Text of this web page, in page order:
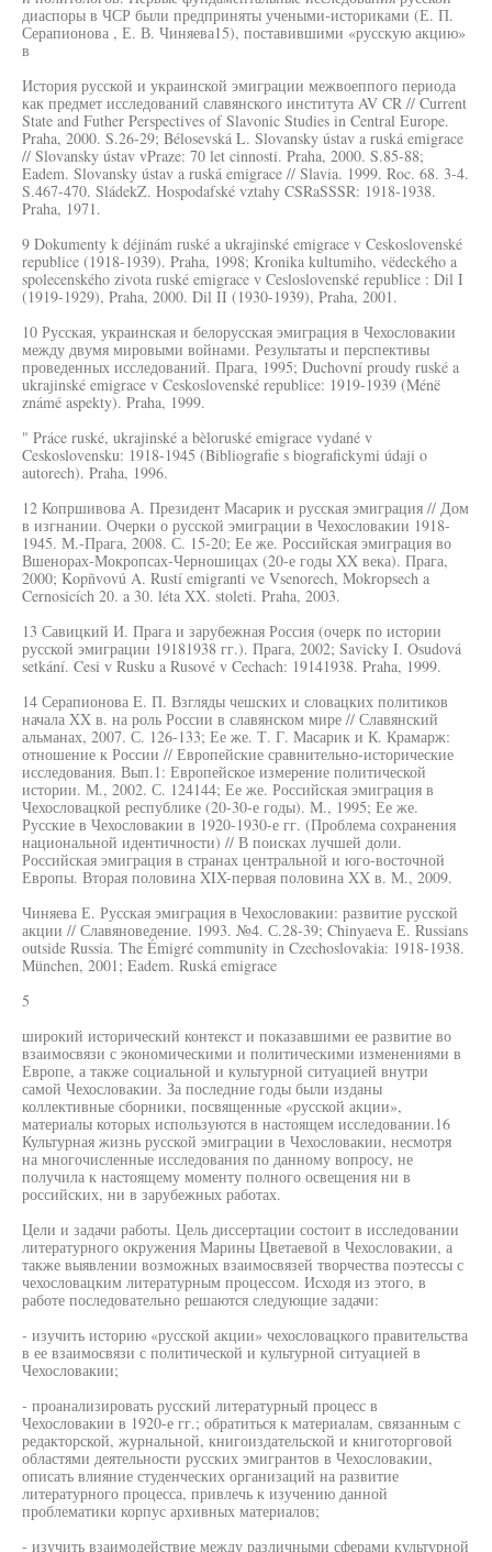
диаспоры в ЧСР были предприняты учеными-историками (Е. П.
Серапионова , Е. В. Чиняева15), поставившими «русскую акцию»
в
История русской и украинской эмиграции межвоеппого периода
как предмет исследований славянского института AV CR // Current
State and Futher Perspectives of Slavonic Studies in Central Europe.
Praha, 2000. S.26-29; Bélosevská L. Slovansky ústav a ruská emigrace
// Slovansky ústav vPraze: 70 let cinnosti. Praha, 2000. S.85-88;
Eadem. Slovansky ústav a ruská emigrace // Slavia. 1999. Roc. 68. 3-4.
S.467-470. SládekZ. Hospodafské vztahy CSRaSSSR: 1918-1938.
Praha, 1971.
9 Dokumenty k déjinám ruské a ukrajinské emigrace v Ceskoslovenské
republice (1918-1939). Praha, 1998; Kronika kultumiho, vëdeckého a
spolecenského zivota ruské emigrace v Cesloslovenské republice : Dil I
(1919-1929), Praha, 2000. Dil II (1930-1939), Praha, 2001.
10 Русская, украинская и белорусская эмиграция в Чехословакии
между двумя мировыми войнами. Результаты и перспективы
проведенных исследований. Прага, 1995; Duchovní proudy ruské a
ukrajinské emigrace v Ceskoslovenské republice: 1919-1939 (Ménë
známé aspekty). Praha, 1999.
" Práce ruské, ukrajinské a bèloruské emigrace vydané v
Ceskoslovensku: 1918-1945 (Bibliografie s biografickymi údaji o
autorech). Praha, 1996.
12 Копршивова А. Президент Масарик и русская эмиграция // Дом
в изгнании. Очерки о русской эмиграции в Чехословакии 1918-
1945. М.-Прага, 2008. С. 15-20; Ее же. Российская эмиграция во
Вшенорах-Мокропсах-Черношицах (20-е годы XX века). Прага,
2000; Kopñvovú A. Rustí emigranti ve Vsenorech, Mokropsech a
Cernosicích 20. a 30. léta XX. stoleti. Praha, 2003.
13 Савицкий И. Прага и зарубежная Россия (очерк по истории
русской эмиграции 19181938 гг.). Прага, 2002; Savicky I. Osudová
setkání. Cesi v Rusku a Rusové v Cechach: 19141938. Praha, 1999.
14 Серапионова E. П. Взгляды чешских и словацких политиков
начала XX в. на роль России в славянском мире // Славянский
альманах, 2007. С. 126-133; Ее же. Т. Г. Масарик и К. Крамарж:
отношение к России // Европейские сравнительно-исторические
исследования. Вып.1: Европейское измерение политической
истории. М., 2002. С. 124144; Ее же. Российская эмиграция в
Чехословацкой республике (20-30-е годы). М., 1995; Ее же.
Русские в Чехословакии в 1920-1930-е гг. (Проблема сохранения
национальной идентичности) // В поисках лучшей доли.
Российская эмиграция в странах центральной и юго-восточной
Европы. Вторая половина XIX-первая половина XX в. М., 2009.
Чиняева Е. Русская эмиграция в Чехословакии: развитие русской
акции // Славяноведение. 1993. №4. С.28-39; Chinyaeva Е. Russians
outside Russia. The Émigré community in Czechoslovakia: 1918-1938.
München, 2001; Eadem. Ruská emigrace
5
широкий исторический контекст и показавшими ее развитие во
взаимосвязи с экономическими и политическими изменениями в
Европе, а также социальной и культурной ситуацией внутри
самой Чехословакии. За последние годы были изданы
коллективные сборники, посвященные «русской акции»,
материалы которых используются в настоящем исследовании.16
Культурная жизнь русской эмиграции в Чехословакии, несмотря
на многочисленные исследования по данному вопросу, не
получила к настоящему моменту полного освещения ни в
российских, ни в зарубежных работах.
Цели и задачи работы. Цель диссертации состоит в исследовании
литературного окружения Марины Цветаевой в Чехословакии, а
также выявлении возможных взаимосвязей творчества поэтессы с
чехословацким литературным процессом. Исходя из этого, в
работе последовательно решаются следующие задачи:
- изучить историю «русской акции» чехословацкого правительства
в ее взаимосвязи с политической и культурной ситуацией в
Чехословакии;
- проанализировать русский литературный процесс в
Чехословакии в 1920-е гг.; обратиться к материалам, связанным с
редакторской, журнальной, книгоиздательской и книготорговой
областями деятельности русских эмигрантов в Чехословакии,
описать влияние студенческих организаций на развитие
литературного процесса, привлечь к изучению данной
проблематики корпус архивных материалов;
- изучить взаимодействие между различными сферами культурной